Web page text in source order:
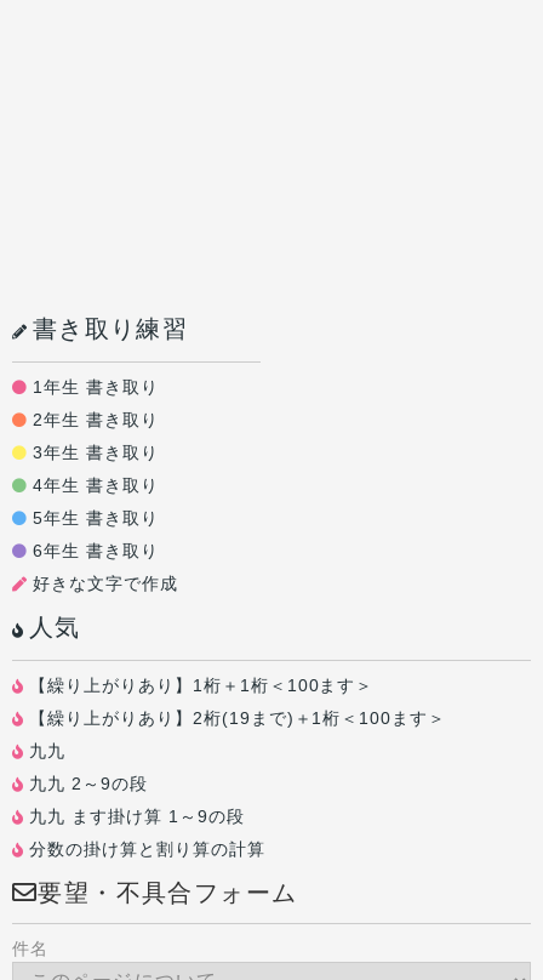
書き取り練習
1年生 書き取り
2年生 書き取り
3年生 書き取り
4年生 書き取り
5年生 書き取り
6年生 書き取り
好きな文字で作成
人気
【繰り上がりあり】1桁＋1桁＜100ます＞
【繰り上がりあり】2桁(19まで)＋1桁＜100ます＞
九九
九九 2～9の段
九九 ます掛け算 1～9の段
分数の掛け算と割り算の計算
要望・不具合フォーム
件名